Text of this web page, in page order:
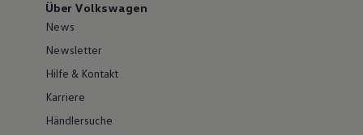
Über Volkswagen
News
Newsletter
Hilfe & Kontakt
Karriere
Händlersuche